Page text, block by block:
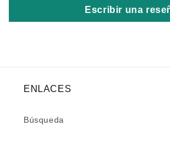
Escribir una
ENLACES
Búsqueda